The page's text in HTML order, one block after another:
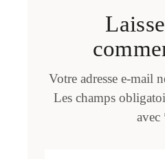
Votre adresse e-mail
Les champs
avec